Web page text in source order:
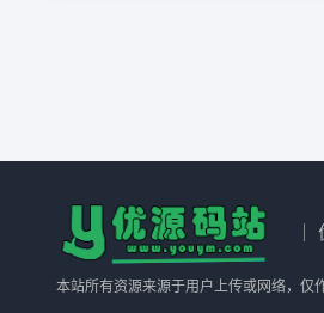
｜
本站所有资源来源于用户上传或网络，仅